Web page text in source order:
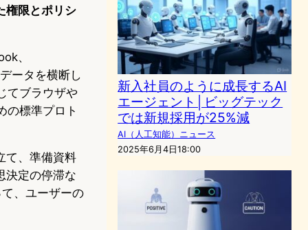
権限とポリシ
、
ータを横断し
てブラウザや
の標準プロト
て、準備資料
決定の停滞な
、ユーザーの
新入社員のように成長するAI
エージェント│ビッグテック
では新規採用が25%減
AI（人工知能）ニュース
2025年6月4日18:00